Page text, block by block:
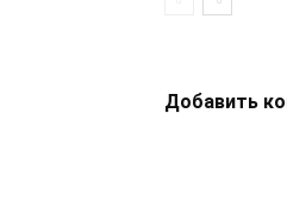
Добавить